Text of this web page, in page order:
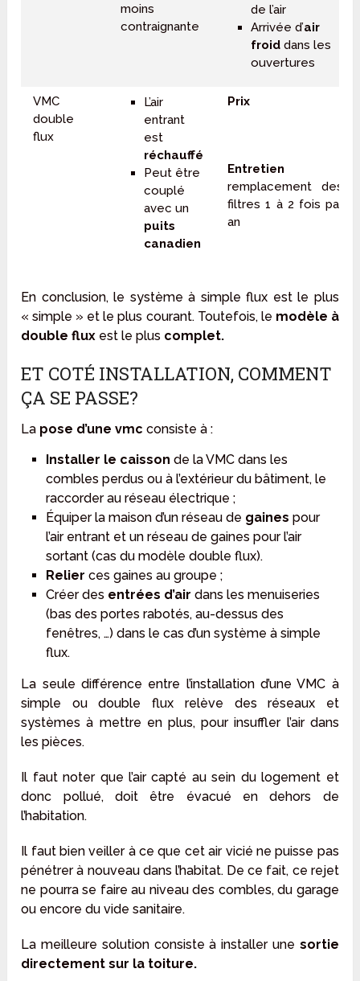
moins
contraignante
de l’air
Arrivée d’air
froiddans les
ouvertures
VMC
double
flux
L’air
entrant
est
réchauffé
Peut être
couplé
avec un
puits
canadien
Prix
Entretien
remplacement des
filtres 1 à 2 fois par
an
En conclusion, le système à simple flux est le plus
« simple » et le plus courant. Toutefois, le modèle à
double flux est le plus complet.
ET COTÉ INSTALLATION, COMMENT
ÇA SE PASSE?
La pose d’une vmc consiste à :
Installer le caisson de la VMC dans les
combles perdus ou à l’extérieur du bâtiment, le
raccorder au réseau électrique ;
Équiper la maison d’un réseau de gaines pour
l’air entrant et un réseau de gaines pour l’air
sortant (cas du modèle double flux).
Relier ces gaines au groupe ;
Créer des entrées d’air dans les menuiseries
(bas des portes rabotés, au-dessus des
fenêtres, …) dans le cas d’un système à simple
flux.
La seule différence entre l’installation d’une VMC à
simple ou double flux relève des réseaux et
systèmes à mettre en plus, pour insuffler l’air dans
les pièces.
Il faut noter que l’air capté au sein du logement et
donc pollué, doit être évacué en dehors de
l’habitation.
Il faut bien veiller à ce que cet air vicié ne puisse pas
pénétrer à nouveau dans l’habitat. De ce fait, ce rejet
ne pourra se faire au niveau des combles, du garage
ou encore du vide sanitaire.
La meilleure solution consiste à installer une sortie
directement sur la toiture.